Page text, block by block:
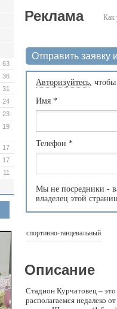
63
36
31
24
23
19
17
17
11
Как
Реклама
Отправить заявку
Авторизуйтесь,
Имя *
Телефон *
Мы не посредники -
владелец этой
спортивно-танцевальный
Описание
Стадион Курчатовец –
располагаемся недалеко